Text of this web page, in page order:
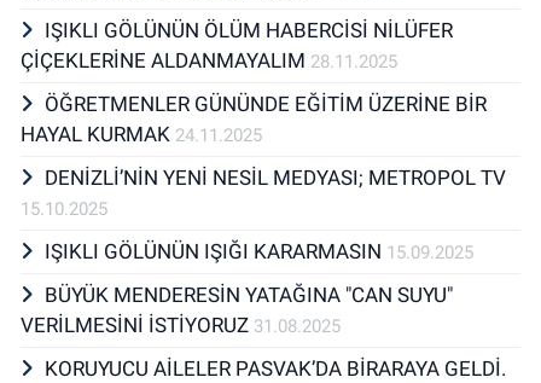
IŞIKLI GÖLÜNÜN ÖLÜM HABERCİSİ NİLÜFER
ÇİÇEKLERİNE ALDANMAYALIM 28.11.2025
ÖĞRETMENLER GÜNÜNDE EĞİTİM ÜZERİNE BİR
HAYAL KURMAK 24.11.2025
DENİZLİ’NİN YENİ NESİL MEDYASI; METROPOL TV
15.10.2025
IŞIKLI GÖLÜNÜN IŞIĞI KARARMASIN 15.09.2025
BÜYÜK MENDERESİN YATAĞINA "CAN SUYU"
VERİLMESİNİ İSTİYORUZ 31.08.2025
KORUYUCU AİLELER PASVAK’DA BİRARAYA GELDİ.